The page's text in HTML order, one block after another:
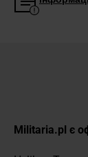
Militaria.pl є